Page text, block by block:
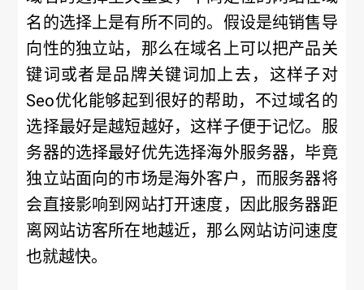
名的选择上是有所不同的。假设是纯销售导
向性的独立站，那么在域名上可以把产品关
键词或者是品牌关键词加上去，这样子对
Seo优化能够起到很好的帮助，不过域名的
选择最好是越短越好，这样子便于记忆。服
务器的选择最好优先选择海外服务器，毕竟
独立站面向的市场是海外客户，而服务器将
会直接影响到网站打开速度，因此服务器距
离网站访客所在地越近，那么网站访问速度
也就越快。